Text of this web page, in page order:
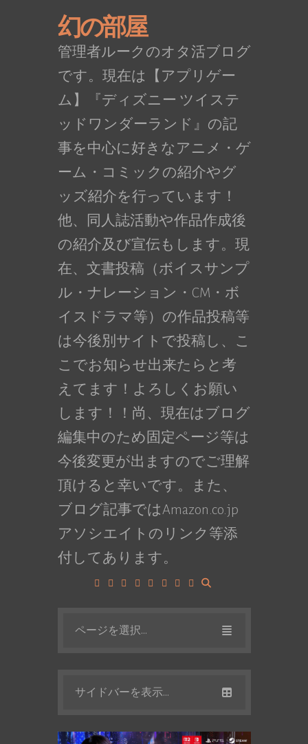
幻の部屋
管理者ルークのオタ活ブログ
です。現在は【アプリゲー
ム】『ディズニー ツイステ
ッドワンダーランド』の記
事を中心に好きなアニメ・ゲ
ーム・コミックの紹介やグ
ッズ紹介を行っています！
他、同人誌活動や作品作成後
の紹介及び宣伝もします。現
在、文書投稿（ボイスサンプ
ル・ナレーション・CM・ボ
イスドラマ等）の作品投稿等
は今後別サイトで投稿し、こ
こでお知らせ出来たらと考
えてます！よろしくお願い
します！！尚、現在はブログ
編集中のため固定ページ等は
今後変更が出ますのでご理解
頂けると幸いです。また、
ブログ記事ではAmazon.co.jp
アソシエイトのリンク等添
付してあります。
ページを選択...
サイドバーを表示...